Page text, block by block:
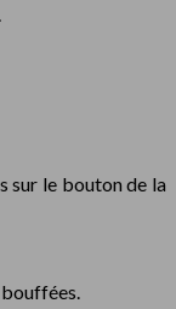
sur le bouton de la